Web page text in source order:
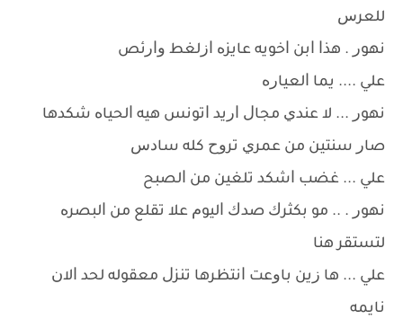
ﻟﻠﻌﺮﺱ
ﻧﻬﻮﺭ . ﻫﺬﺍ ﺍﺑﻦ ﺍﺧﻮﻳﻪ ﻋﺎﻳﺰﻩ ﺍﺯﻟﻐﻂ ﻭﺍﺭﺋﺺ
ﻋﻠﻲ .... ﻳﻤﺎ ﺍﻟﻌﻴﺎﺭﻩ
ﻧﻬﻮﺭ ... ﻻ ﻋﻨﺪﻱ ﻣﺠﺎﻝ ﺍﺭﻳﺪ ﺍﺗﻮﻧﺲ ﻫﻴﻪ ﺍﻟﺤﻴﺎﻩ ﺷﻜﺪﻫﺎ
ﺻﺎﺭ ﺳﻨﺘﻴﻦ ﻣﻦ ﻋﻤﺮﻱ ﺗﺮﻭﺡ ﻛﻠﻪ ﺳﺎﺩﺱ
ﻋﻠﻲ ... ﻏﻀﺐ ﺍﺷﻜﺪ ﺗﻠﻐﻴﻦ ﻣﻦ ﺍﻟﺼﺒﺢ
ﻧﻬﻮﺭ . .. ﻣﻮ ﺑﻜﺜﺮﻙ ﺻﺪﻙ ﺍﻟﻴﻮﻡ ﻋﻼ ﺗﻘﻠﻊ ﻣﻦ ﺍﻟﺒﺼﺮﻩ
ﻟﺘﺴﺘﻘﺮ ﻫﻨﺎ
ﻋﻠﻲ ... ﻫﺎ ﺯﻳﻦ ﺑﺎﻭﻋﺖ ﺍﻧﺘﻈﺮﻫﺎ ﺗﻨﺰﻝ ﻣﻌﻘﻮﻟﻪ ﻟﺤﺪ ﺍﻻﻥ
ﻧﺎﻳﻤﻪ